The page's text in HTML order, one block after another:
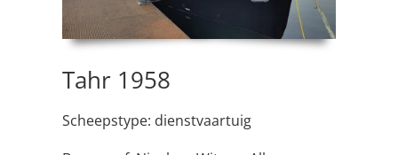
Tahr 1958
Scheepstype: dienstvaartuig